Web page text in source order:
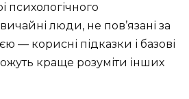
психологічного
люди, не пов’язані за
— корисні підказки і базові
краще розуміти інших